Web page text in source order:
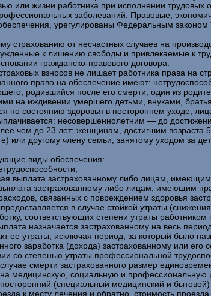
или жизни работника при исполнении
заболеваний. Правовые,
урегулированы Федеральным
страхованию от несчастных случаев на
к лишению свободы и привлекаемые к
гражданско-правового договора.
взносов не лишает работника права на
право на обеспечение имеют:
родившийся после его смерти; один из
на иждивении умершего детьми, внуками,
состоянию здоровья в постороннем уходе;
несовершеннолетним — до
чем до 23 лет; женщинам, достигшим возраста
или другому члену семьи, занятому уходом
виды обеспечения:
выплата застрахованному либо лицам,
застрахованному либо лицам, имеющим
связанных с повреждением здоровья
в случае стойкой утраты
соответствующих степени утраты
назначается застрахованному на весь
ее утраты, исключая период, за который было
заработка (дохода) застрахованному или
со степенью утраты профессиональной
смерти застрахованного размер
медицинскую, социальную и
(специальный медицинский и
к месту лечения и обратно, стоимость